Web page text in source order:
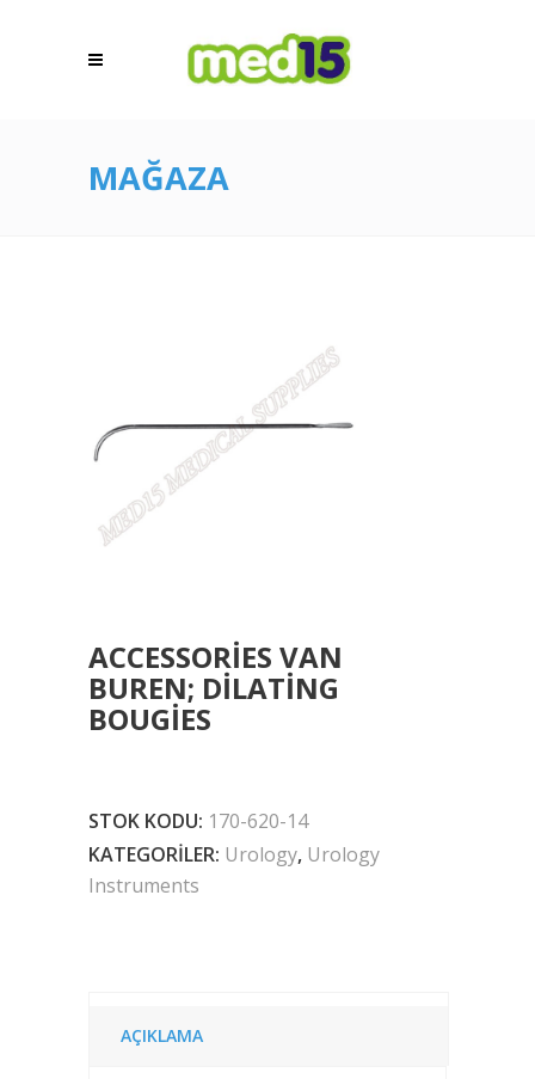
MAĞAZA
ACCESSORIES VAN
BUREN; DILATING
BOUGIES
STOK KODU: 170-620-14
KATEGORILER: Urology, Urology
Instruments
AÇIKLAMA